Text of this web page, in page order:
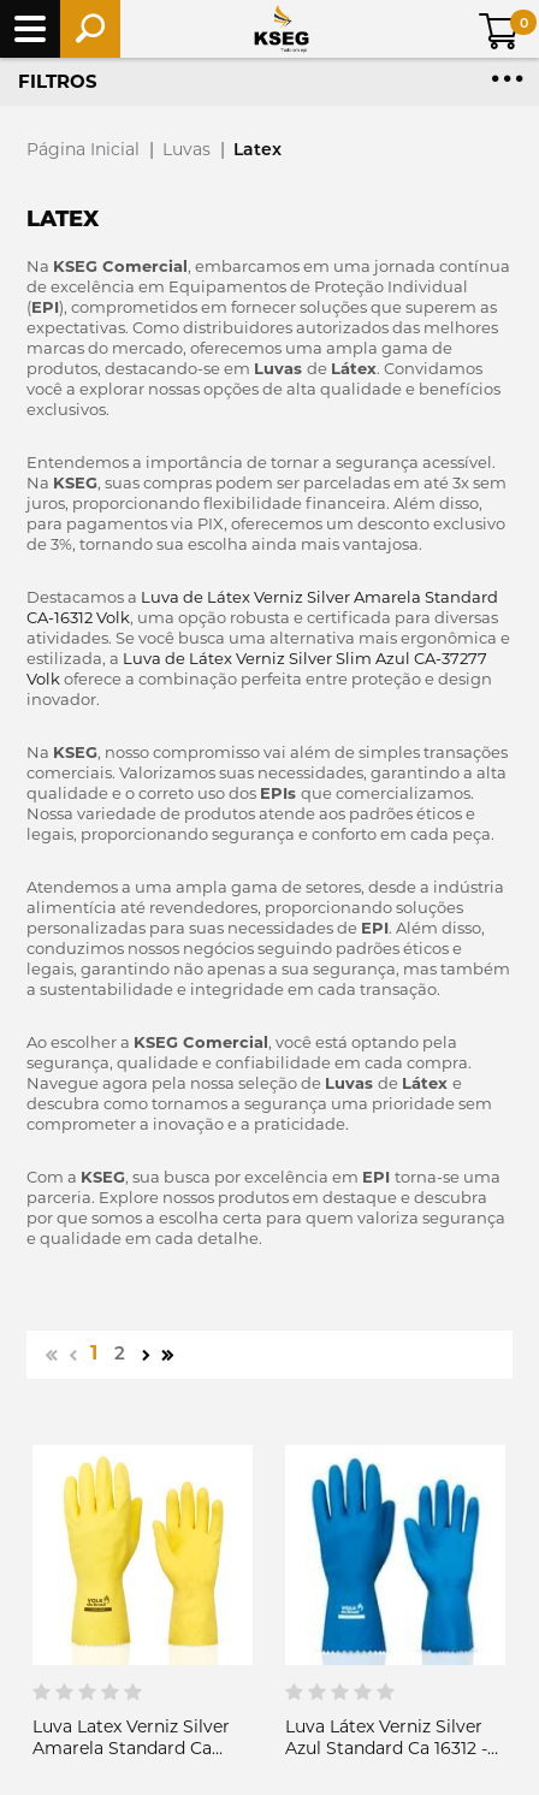
0
Página Inicial | Luvas | Latex
FILTROS
LATEX
Na KSEG Comercial, embarcamos em uma jornada contínua
de excelência em Equipamentos de Proteção Individual
(EPI), comprometidos em fornecer soluções que superem as
expectativas. Como distribuidores autorizados das melhores
marcas do mercado, oferecemos uma ampla gama de
produtos, destacando-se em Luvasde Látex. Convidamos
você a explorar nossas opções de alta qualidade e benefícios
exclusivos.
Entendemos a importância de tornar a segurança acessível.
Na KSEG, suas compras podem ser parceladas em até 3x sem
juros, proporcionando flexibilidade financeira. Além disso,
para pagamentos via PIX, oferecemos um desconto exclusivo
de 3%, tornando sua escolha ainda mais vantajosa.
Destacamos a Luva de Látex Verniz Silver Amarela Standard
CA-16312 Volk, uma opção robusta e certificada para diversas
atividades. Se você busca uma alternativa mais ergonômica e
estilizada, a Luva de Látex Verniz Silver Slim Azul CA-37277
Volk oferece a combinação perfeita entre proteção e design
inovador.
Na KSEG, nosso compromisso vai além de simples transações
comerciais. Valorizamos suas necessidades, garantindo a alta
qualidade e o correto uso dos EPIsque comercializamos.
Nossa variedade de produtos atende aos padrões éticos e
legais, proporcionando segurança e conforto em cada peça.
Atendemos a uma ampla gama de setores, desde a indústria
alimentícia até revendedores, proporcionando soluções
personalizadas para suas necessidades de EPI. Além disso,
conduzimos nossos negócios seguindo padrões éticos e
legais, garantindo não apenas a sua segurança, mas também
a sustentabilidade e integridade em cada transação.
Ao escolher a KSEG Comercial, você está optando pela
segurança, qualidade e confiabilidade em cada compra.
Navegue agora pela nossa seleção de Luvasde Látexe
descubra como tornamos a segurança uma prioridade sem
comprometer a inovação e a praticidade.
Com a KSEG, sua busca por excelência em EPItorna-se uma
parceria. Explore nossos produtos em destaque e descubra
por que somos a escolha certa para quem valoriza segurança
e qualidade em cada detalhe.
1 2
Luva Latex Verniz Silver
Amarela Standard Ca
Luva Látex Verniz Silver
Azul Standard Ca 16312 -